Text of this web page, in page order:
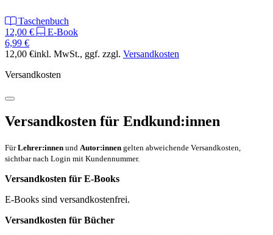
Taschenbuch
12,00 €
E-Book
6,99 €
12,00 €inkl. MwSt., ggf. zzgl. Versandkosten
Versandkosten
Versandkosten für Endkund:innen
FürLehrer:innen und Autor:innen gelten abweichende Versandkosten,
sichtbar nach Login mit Kundennummer.
Versandkosten für E-Books
E-Books sind versandkostenfrei.
Versandkosten für Bücher